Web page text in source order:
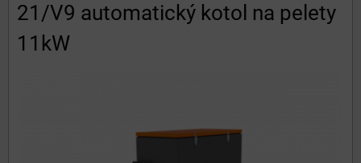
21/V9 automatický kotol na pelety
11kW